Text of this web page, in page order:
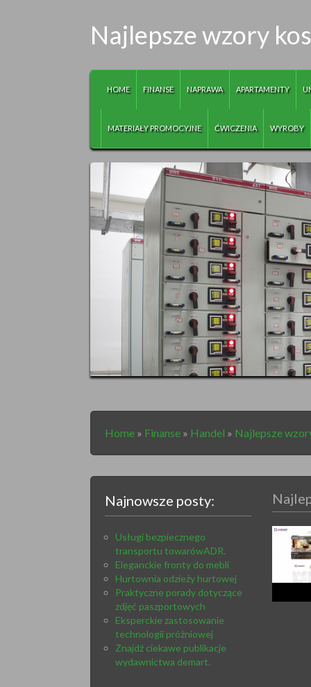
Najlepsze wzory
HOME FINANSE NAPRAWA APARTAMENTY
MATERIAŁY PROMOCYJNE ĆWICZENIA WYROBY
Home » Finanse » Handel » Najlepsze
Najnowsze posty:
Usługi bezpiecznego
transportu towarówADR.
Eleganckie fronty do mebli
Hurtownia odzieży hurtowej
Praktyczne porady dotyczące
zdjęć paszportowych
Eksperckie zastosowanie
technologii próżniowej
Znajdź ciekawe publikacje
wydawnictwa demart.